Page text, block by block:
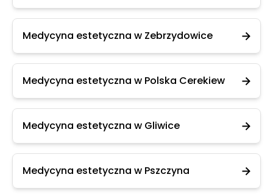
Medycyna estetyczna w Zebrzydowice
Medycyna estetyczna w Polska Cerekiew
Medycyna estetyczna w Gliwice
Medycyna estetyczna w Pszczyna